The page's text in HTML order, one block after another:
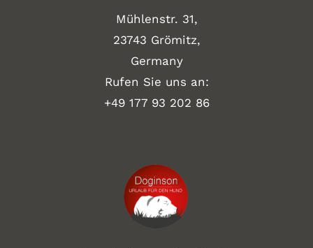
Mühlenstr. 31,
23743 Grömitz,
Germany
Rufen Sie uns an:
+49 177 93 202 86